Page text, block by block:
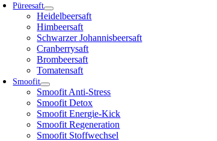
Püreesaft
Heidelbeersaft
Himbeersaft
Schwarzer Johannisbeersaft
Cranberrysaft
Brombeersaft
Tomatensaft
Smoofit
Smoofit Anti-Stress
Smoofit Detox
Smoofit Energie-Kick
Smoofit Regeneration
Smoofit Stoffwechsel